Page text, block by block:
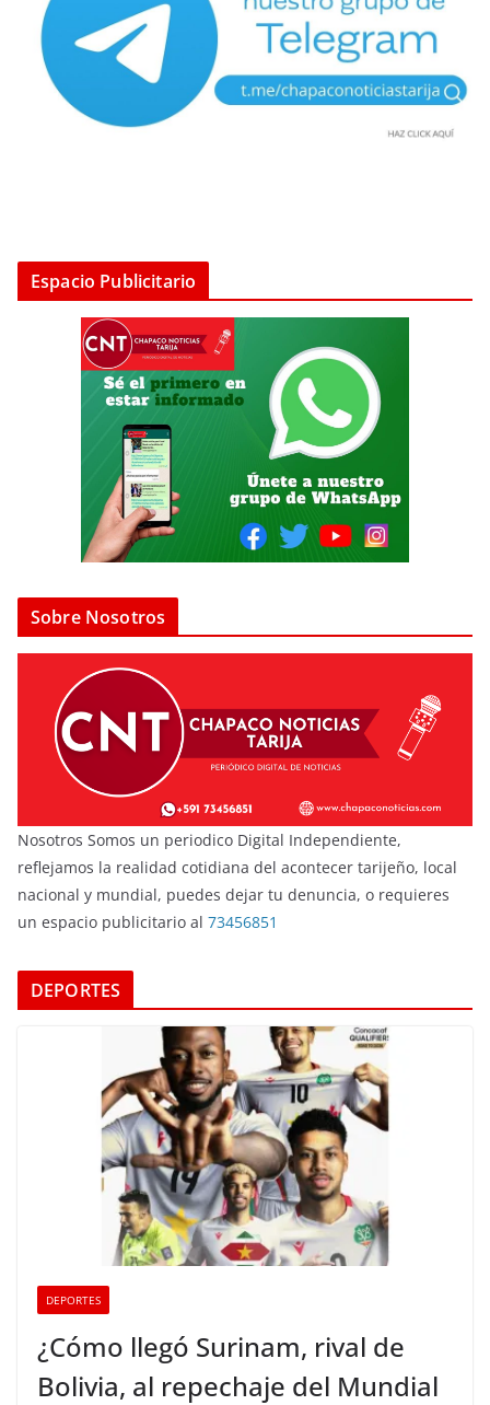
Espacio Publicitario
Sobre Nosotros
Nosotros Somos un periodico Digital Independiente,
reflejamos la realidad cotidiana del acontecer tarijeño, local
nacional y mundial, puedes dejar tu denuncia, o requieres
un espacio publicitario al 73456851
DEPORTES
DEPORTES
¿Cómo llegó Surinam, rival de
Bolivia, al repechaje del Mundial